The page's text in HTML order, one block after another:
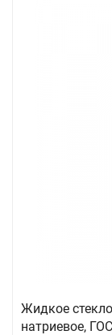
Жидкое
натриевое,